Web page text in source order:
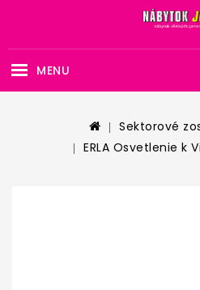
MENU
Sektorové
ERLA Osvetlenie k